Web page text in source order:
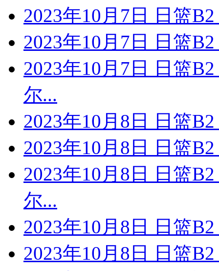
2023年10月7日 日篮
2023年10月7日 日篮
2023年10月7日 日篮
尔...
2023年10月8日 日篮
2023年10月8日 日篮
2023年10月8日 日篮
尔...
2023年10月8日 日篮
2023年10月8日 日篮